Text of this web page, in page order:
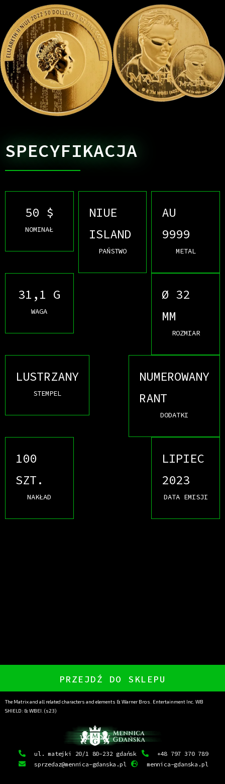
SPECYFIKACJA
50 $
NOMINAŁ
NIUE
ISLAND
PAŃSTWO
AU
9999
METAL
31,1 G
WAGA
Ø 32
MM
ROZMIAR
LUSTRZANY
STEMPEL
NUMEROWANY
RANT
DODATKI
100
SZT.
NAKŁAD
LIPIEC
2023
DATA EMISJI
PRZEJDŹ DO SKLEPU
The Matrix and all related characters and elements & Warner Bros. Entertainment Inc. WB
SHIELD: & WBEI. (s23)
ul. matejki 20/1 80-232 gdańsk
+48 797 370 789
sprzedaz@mennica-gdanska.pl
mennica-gdanska.pl